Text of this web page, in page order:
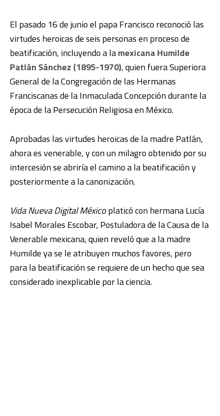
El pasado 16 de junio el papa Francisco reconoció las
virtudes heroicas de seis personas en proceso de
beatificación, incluyendo a lamexicana Humilde
Patlán Sánchez (1895-1970), quien fuera Superiora
General de la Congregación de las Hermanas
Franciscanas de la Inmaculada Concepción durante la
época de la Persecución Religiosa en México.
Aprobadas las virtudes heroicas de la madre Patlán,
ahora es venerable, y con un milagro obtenido por su
intercesión se abriría el camino a la beatificación y
posteriormente a la canonización.
Vida Nueva Digital Méxicoplaticó con hermana Lucía
Isabel Morales Escobar, Postuladora de la Causa de la
Venerable mexicana, quien reveló que a la madre
Humilde ya se le atribuyen muchos favores, pero
para la beatificación se requiere de un hecho que sea
considerado inexplicable por la ciencia.